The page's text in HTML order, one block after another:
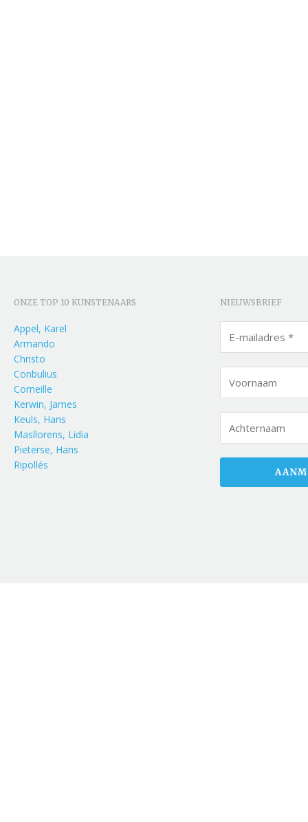
ONZE TOP 10 KUNSTENAARS
Appel, Karel
Armando
Christo
Conbulius
Corneille
Kerwin, James
Keuls, Hans
Masllorens, Lidia
Pieterse, Hans
Ripollés
NIEUWSBRIEF